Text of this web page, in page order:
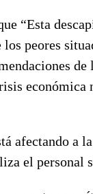
“Esta
peores
afectando a
el personal